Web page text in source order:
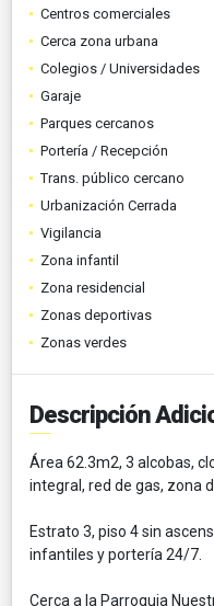
Centros comerciales
Cerca zona urbana
Colegios / Universidades
Garaje
Parques cercanos
Portería / Recepción
Trans. público cercano
Urbanización Cerrada
Vigilancia
Zona infantil
Zona residencial
Zonas deportivas
Zonas verdes
Descripción
Área 62.3m2, 3 alcobas,
integral, red de gas, zona
Estrato 3, piso 4 sin
infantiles y portería 24/7.
Cerca a la Parroquia